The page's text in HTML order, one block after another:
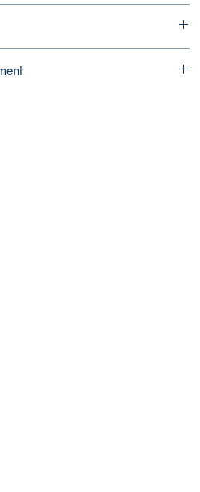
Full refund if sourcing is